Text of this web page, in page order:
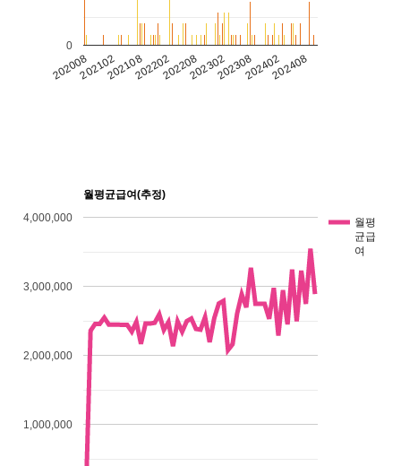
202008202102202108202202202208202302202308202402202408
0
월평균급여(추정)
월평
균급
여
1,000,000
2,000,000
3,000,000
4,000,000